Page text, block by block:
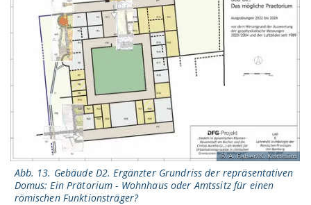
A. Faber/K. Korthüm
Abb. 13. Gebäude D2. Ergänzter Grundriss der repräsentativen
Domus: Ein Prätorium - Wohnhaus oder Amtssitz für einen
römischen Funktionsträger?